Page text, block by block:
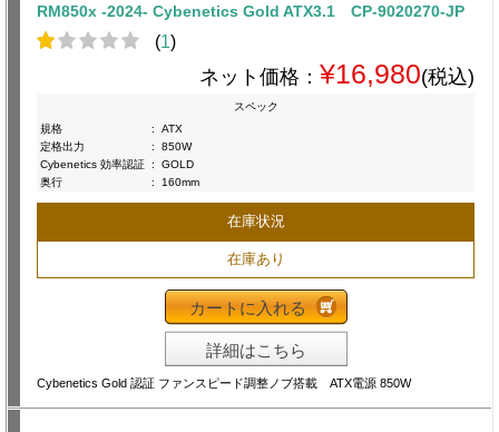
RM850x -2024- Cybenetics Gold ATX3.1 CP-9020270-JP
(1)
ネット価格： ¥16,980(税込)
スペック
規格
:
ATX
定格出力
:
850W
Cybenetics 効率認証 :
GOLD
奥行
: 160mm
在庫状況
在庫あり
カートに入れる
詳細はこちら
Cybenetics Gold 認証 ファンスピード調整ノブ搭載 ATX電源 850W